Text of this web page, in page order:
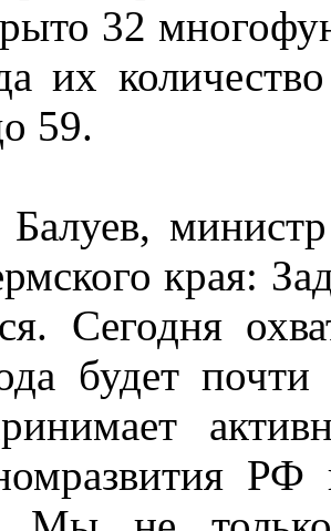
32
их
59.
Балуев,
края:
Сегодня
будет
РФ